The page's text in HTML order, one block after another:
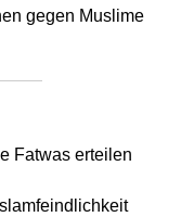
gegen Muslime
Fatwas erteilen